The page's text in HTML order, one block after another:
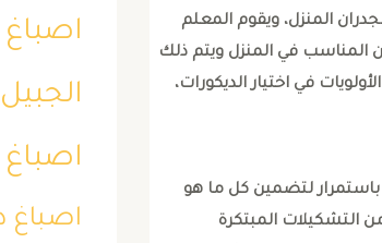
المنزل، ويقوم المعلم
المناسب في المنزل ويتم ذلك
في اختيار الديكورات،
باستمرار لتضمين كل ما هو
التشكيلات المبتكرة
اصباغ
الجبيل
اصباغ
اصباغ